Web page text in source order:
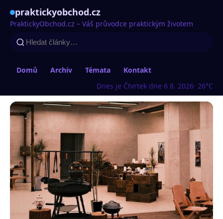
praktickyobchod.cz
PraktickyObchod.cz – Váš průvodce praktickým životem
Domů Archiv Témata
Kontakt
Dnes je Čtvrtek dne 6 8. 2026· 26°C